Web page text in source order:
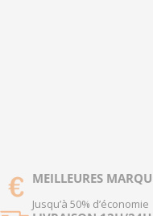
MEILLEURES
Jusqu’à 50% d’économie